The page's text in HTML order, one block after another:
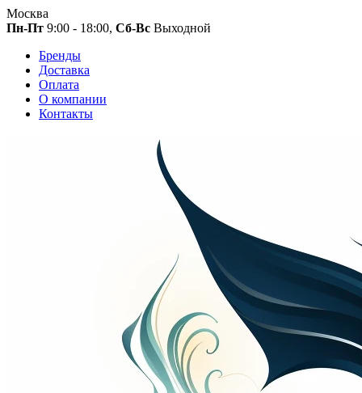
Москва
Пн-Пт 9:00 - 18:00, Сб-Вс Выходной
Бренды
Доставка
Оплата
О компании
Контакты